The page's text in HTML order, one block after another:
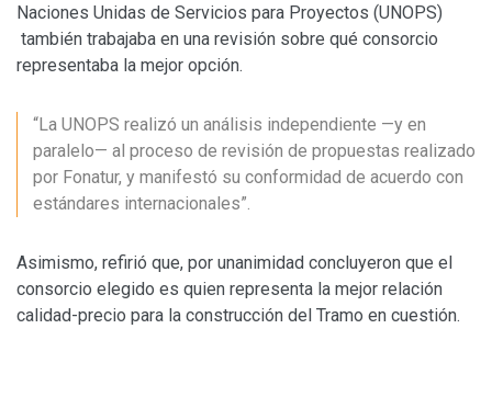
Naciones Unidas de Servicios para Proyectos (UNOPS)
también trabajaba en una revisión sobre qué consorcio
representaba la mejor opción.
“La UNOPS realizó un análisis independiente —y en
paralelo— al proceso de revisión de propuestas realizado
por Fonatur, y manifestó su conformidad de acuerdo con
estándares internacionales”.
Asimismo, refirió que, por unanimidad concluyeron que el
consorcio elegido es quien representa la mejor relación
calidad-precio para la construcción del Tramo en cuestión.